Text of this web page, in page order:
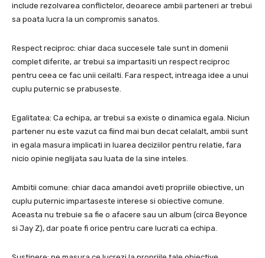
include rezolvarea conflictelor, deoarece ambii parteneri ar trebui
sa poata lucra la un compromis sanatos.
Respect reciproc: chiar daca succesele tale sunt in domenii
complet diferite, ar trebui sa impartasiti un respect reciproc
pentru ceea ce fac unii ceilalti. Fara respect, intreaga idee a unui
cuplu puternic se prabuseste.
Egalitatea: Ca echipa, ar trebui sa existe o dinamica egala. Niciun
partener nu este vazut ca fiind mai bun decat celalalt, ambii sunt
in egala masura implicati in luarea deciziilor pentru relatie, fara
nicio opinie neglijata sau luata de la sine inteles.
Ambitii comune: chiar daca amandoi aveti propriile obiective, un
cuplu puternic impartaseste interese si obiective comune.
Aceasta nu trebuie sa fie o afacere sau un album (circa Beyonce
si Jay Z), dar poate fi orice pentru care lucrati ca echipa.